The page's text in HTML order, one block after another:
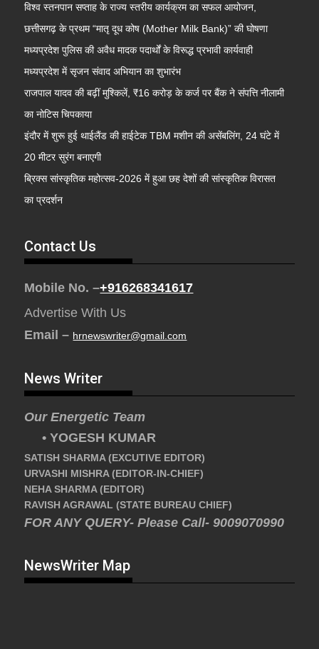
विश्व स्तनपान सप्ताह के राज्य स्तरीय कार्यक्रम का सफल आयोजन,
छत्तीसगढ़ के प्रथम “मातृ दूध कोष (Mother Milk Bank)” की घोषणा
मध्यप्रदेश पुलिस की अवैध मादक पदार्थों के विरूद्ध प्रभावी कार्यवाही
मध्यप्रदेश में सृजन संवाद अभियान का शुभारंभ
राजपाल यादव की बढ़ीं मुश्किलें, ₹16 करोड़ के कर्ज पर बैंक ने संपत्ति नीलामी
का नोटिस चिपकाया
इंदौर में शुरू हुई थाईलैंड की हाईटेक TBM मशीन की असेंबलिंग, 24 घंटे में
20 मीटर सुरंग बनाएगी
ब्रिक्स सांस्कृतिक महोत्सव-2026 में हुआ छह देशों की सांस्कृतिक विरासत
का प्रदर्शन
Contact Us
Mobile No. –+916268341617
Advertise With Us
Email – hrnewswriter@gmail.com
News Writer
Our Energetic Team
• YOGESH KUMAR
SATISH SHARMA (EXCUTIVE EDITOR)
URVASHI MISHRA (EDITOR-IN-CHIEF)
NEHA SHARMA (EDITOR)
RAVISH AGRAWAL (STATE BUREAU CHIEF)
FOR ANY QUERY- Please Call- 9009070990
NewsWriter Map